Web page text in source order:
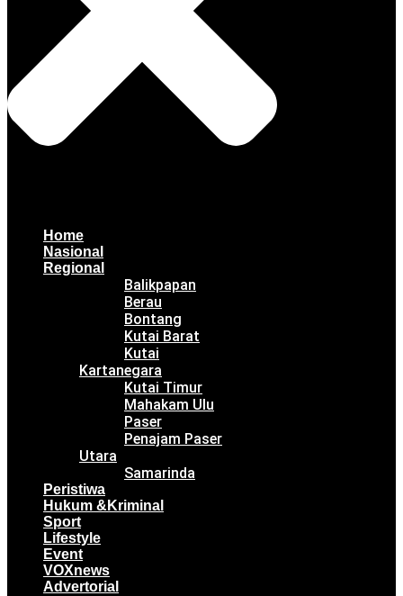
Home
Nasional
Regional
Balikpapan
Berau
Bontang
Kutai Barat
Kutai
Kartanegara
Kutai Timur
Mahakam Ulu
Paser
Penajam Paser
Utara
Samarinda
Peristiwa
Hukum &Kriminal
Sport
Lifestyle
Event
VOXnews
Advertorial